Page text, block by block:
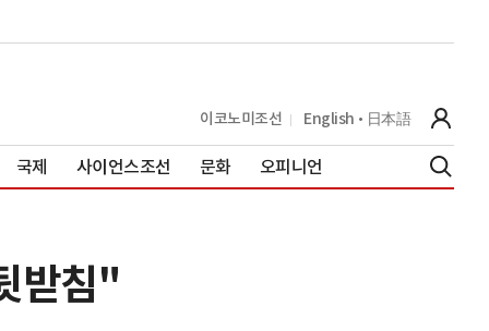
이코노미조선 English 日本語
국제 사이언스조선 문화 오피니언
받침"